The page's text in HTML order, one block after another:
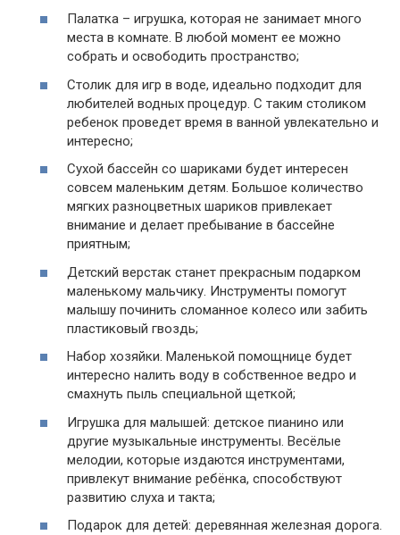
Палатка – игрушка, которая не занимает много
места в комнате. В любой момент ее можно
собрать и освободить пространство;
Столик для игр в воде, идеально подходит для
любителей водных процедур. С таким столиком
ребенок проведет время в ванной увлекательно и
интересно;
Сухой бассейн со шариками будет интересен
совсем маленьким детям. Большое количество
мягких разноцветных шариков привлекает
внимание и делает пребывание в бассейне
приятным;
Детский верстак станет прекрасным подарком
маленькому мальчику. Инструменты помогут
малышу починить сломанное колесо или забить
пластиковый гвоздь;
Набор хозяйки. Маленькой помощнице будет
интересно налить воду в собственное ведро и
смахнуть пыль специальной щеткой;
Игрушка для малышей: детское пианино или
другие музыкальные инструменты. Весёлые
мелодии, которые издаются инструментами,
привлекут внимание ребёнка, способствуют
развитию слуха и такта;
Подарок для детей: деревянная железная дорога.